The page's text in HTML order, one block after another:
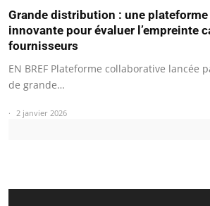
Grande distribution : une
innovante pour évaluer l’empreinte
fournisseurs
EN BREF Plateforme collaborative lancée
de grande…
2 janvier 2026